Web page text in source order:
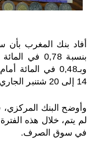
أفاد بنك المغرب
بنسبة 0,78 في
وبـ0,48 في المائة
14 إلى 20 شتنبر الجاري.
وأوضح البنك المركزي،
لم يتم، خلال هذه
في سوق الصرف.